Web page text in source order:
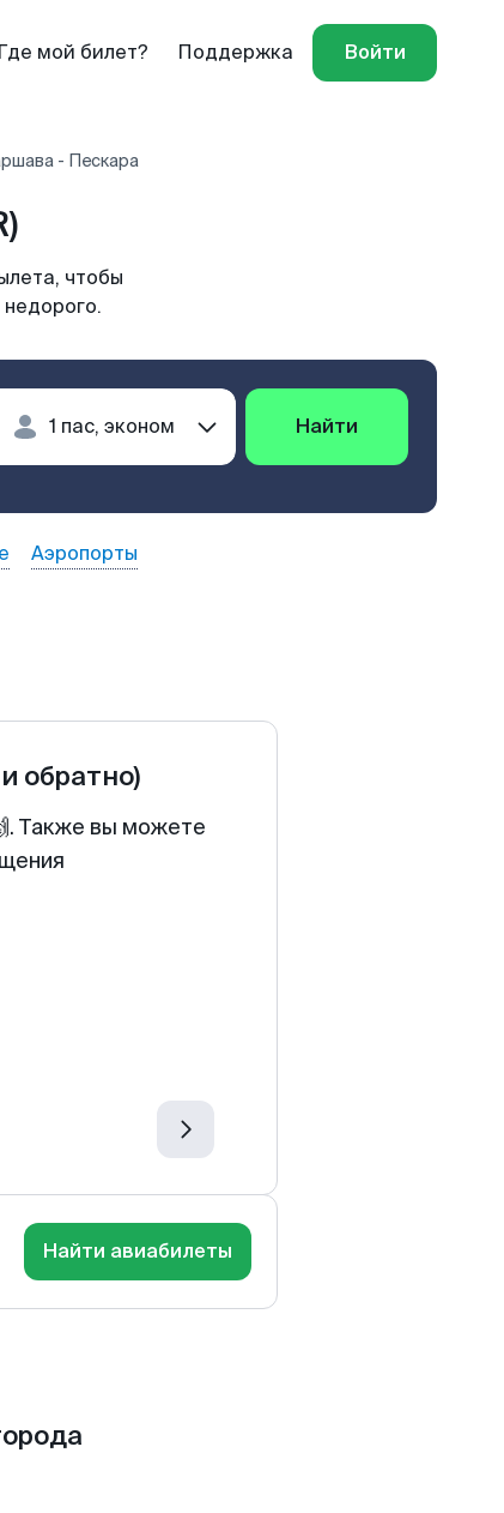
Где мой билет? Поддержка Войти
- Пескара
чтобы
Найти
Аэропорты
обратно)
Также вы можете
Найти авиабилеты